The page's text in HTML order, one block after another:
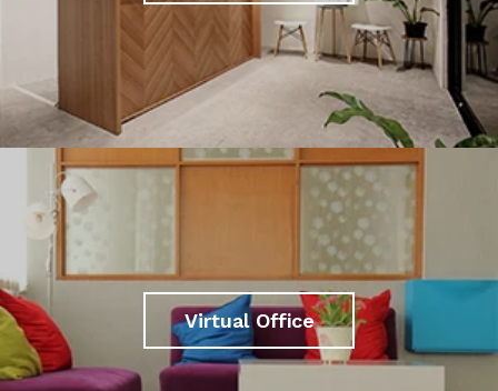
Virtual Office